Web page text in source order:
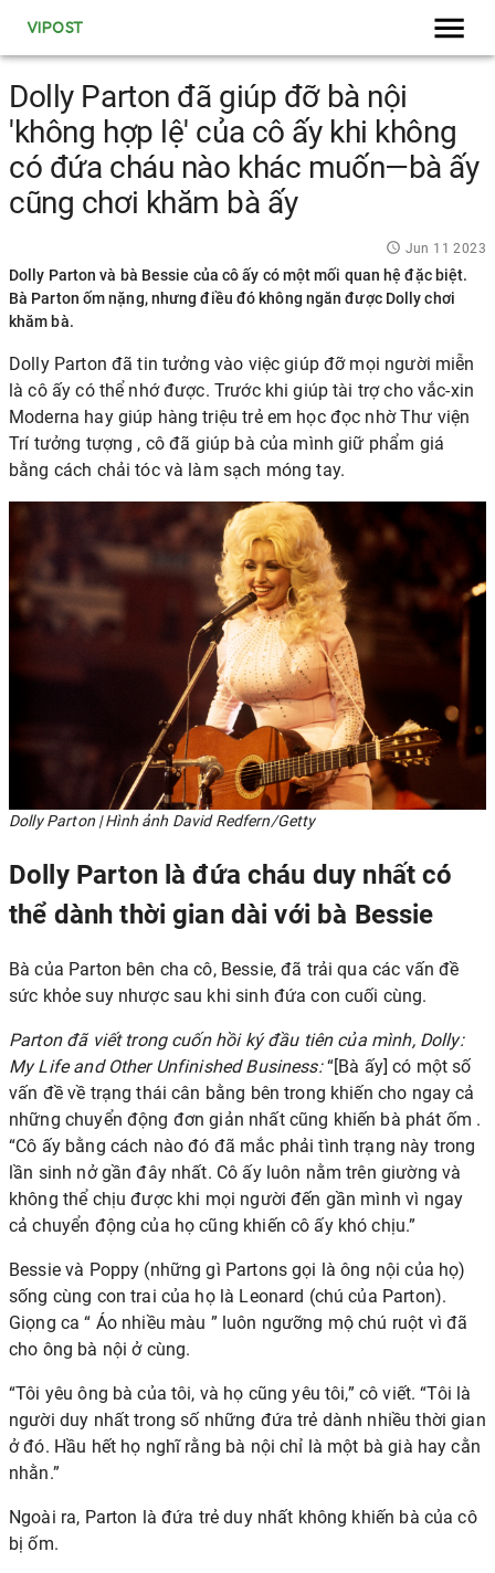
VIPOST
Dolly Parton đã giúp đỡ bà nội
'không hợp lệ' của cô ấy khi không
có đứa cháu nào khác muốn—bà ấy
cũng chơi khăm bà ấy
Jun 11 2023
Dolly Parton và bà Bessie của cô ấy có một mối quan hệ đặc biệt.
Bà Parton ốm nặng, nhưng điều đó không ngăn được Dolly chơi
khăm bà.
Dolly Parton đã tin tưởng vào việc giúp đỡ mọi người miễn
là cô ấy có thể nhớ được. Trước khi giúptài trợ cho vắc-xin
Moderna hay giúp hàng triệu trẻ em học đọc nhờ Thư viện
Trí tưởng tượng , cô đã giúp bà của mình giữ phẩm giá
bằng cách chải tóc và làm sạch móng tay.
Dolly Parton | Hình ảnh David Redfern/Getty
Dolly Parton là đứa cháu duy nhất có
thể dành thời gian dài với bà Bessie
Bà của Parton bên cha cô, Bessie, đã trải qua các vấn đề
sức khỏe suy nhược sau khi sinh đứa con cuối cùng.
Parton đã viết trong cuốn hồi ký đầu tiên của mình, Dolly:
My Life and Other Unfinished Business:“[Bà ấy] có một số
vấn đề về trạng thái cân bằng bên trong khiến cho ngay cả
những chuyển động đơn giản nhất cũng khiến bà phát ốm .
“Cô ấy bằng cách nào đó đã mắc phải tình trạng này trong
lần sinh nở gần đây nhất. Cô ấy luôn nằm trên giường và
không thể chịu được khi mọi người đến gần mình vì ngay
cả chuyển động của họ cũng khiến cô ấy khó chịu.”
Bessie và Poppy (những gì Partons gọi là ông nội của họ)
sống cùng con trai của họ là Leonard (chú của Parton).
Giọng ca “ Áo nhiều màu ” luôn ngưỡng mộ chú ruột vì đã
cho ông bà nội ở cùng.
“Tôi yêu ông bà của tôi, và họ cũng yêu tôi,” cô viết. “Tôi là
người duy nhất trong số những đứa trẻ dành nhiều thời gian
ở đó. Hầu hết họ nghĩ rằng bà nội chỉ là một bà già hay cằn
nhằn.”
Ngoài ra, Parton là đứa trẻ duy nhất không khiến bà của cô
bị ốm.